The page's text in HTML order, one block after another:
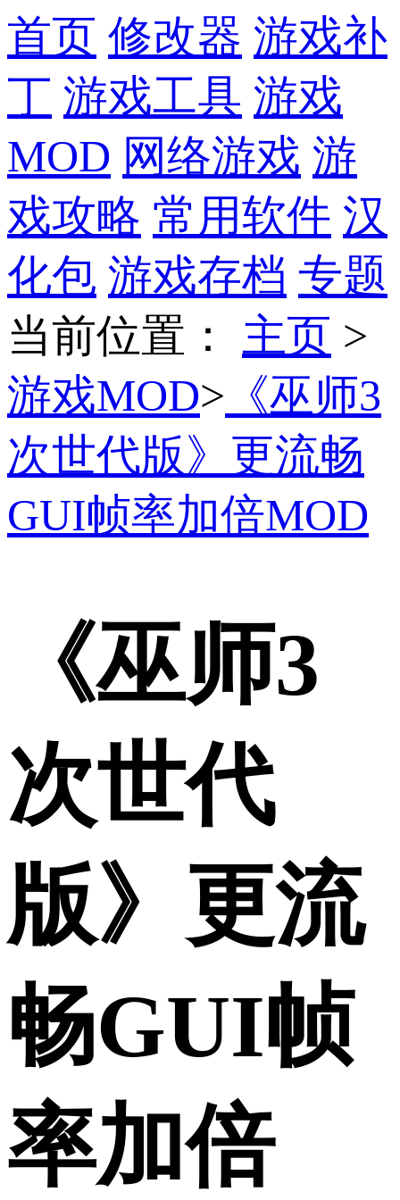
首页 修改器 游戏补
丁 游戏工具 游戏
MOD 网络游戏 游
戏攻略 常用软件 汉
化包 游戏存档 专题
当前位置 ： 主页 >
游戏MOD> 《巫师3
次世代版》更流畅
GUI帧率加倍MOD
《巫师3
次世代
版》更流
畅GUI帧
率加倍